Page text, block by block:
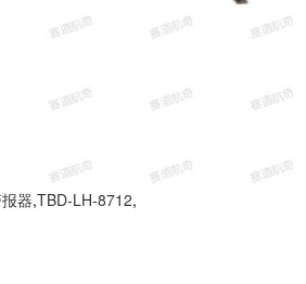
器,TBD-LH-8712,